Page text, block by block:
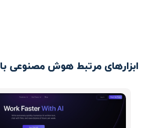
ابزارهای مرتبط هوش مصنوعی با Heidi